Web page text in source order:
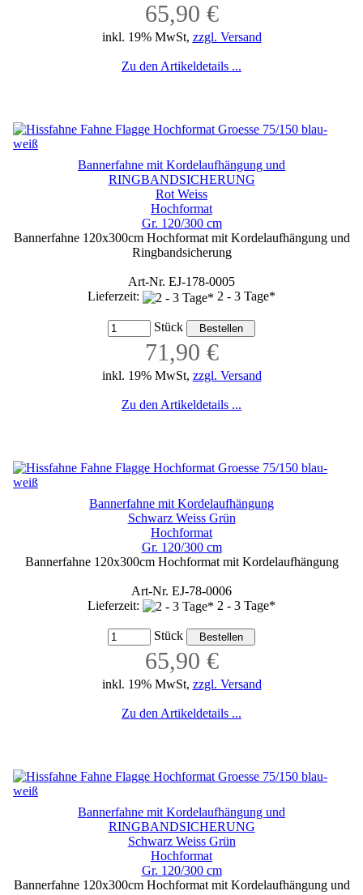
65,90 €
inkl. 19% MwSt, zzgl. Versand
Zu den Artikeldetails ...
Bannerfahne mit Kordelaufhängung und
RINGBANDSICHERUNG
Rot Weiss
Hochformat
Gr. 120/300 cm
Bannerfahne 120x300cm Hochformat mit Kordelaufhängung und
Ringbandsicherung
Art-Nr. EJ-178-0005
Lieferzeit:
2 - 3 Tage*
Stück
71,90 €
inkl. 19% MwSt, zzgl. Versand
Zu den Artikeldetails ...
Bannerfahne mit Kordelaufhängung
Schwarz Weiss Grün
Hochformat
Gr. 120/300 cm
Bannerfahne 120x300cm Hochformat mit Kordelaufhängung
Art-Nr. EJ-78-0006
Lieferzeit:
2 - 3 Tage*
Stück
65,90 €
inkl. 19% MwSt, zzgl. Versand
Zu den Artikeldetails ...
Bannerfahne mit Kordelaufhängung und
RINGBANDSICHERUNG
Schwarz Weiss Grün
Hochformat
Gr. 120/300 cm
Bannerfahne 120x300cm Hochformat mit Kordelaufhängung und